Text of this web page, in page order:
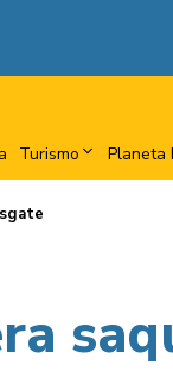
Turismo Planeta